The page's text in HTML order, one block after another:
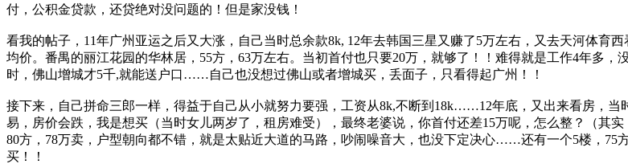
付，公积金贷款，还贷绝对没问题的！但是家没钱！
看我的帖子，11年广州亚运之后又大涨，自己当时总余款8k, 12年去韩国三星又赚了5万左右，又去天河体育
均价。番禺的丽江花园的华林居，55方，63万左右。当初首付也只要20万，就够了！！难得就是工作4年
时，佛山增城才5千,就能送户口……自己也没想过佛山或者增城买，丢面子，只看得起广州！！
接下来，自己拼命三郎一样，得益于自己从小就努力要强，工资从8k,不断到18k……12年底，又出来看房，
易，房价会跌，我是想买（当时女儿两岁了，租房难受），最终老婆说，你首付还差15万呢，怎么整？（其
80方，78万卖，户型朝向都不错，就是太贴近大道的马路，吵闹噪音大，也没下定决心……还有一个5楼，75
买！！